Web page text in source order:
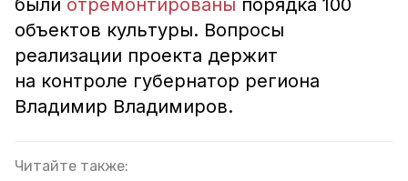
были отремонтированы порядка 100
объектов культуры. Вопросы
реализации проекта держит
на контроле губернатор региона
Владимир Владимиров.
Читайте также: